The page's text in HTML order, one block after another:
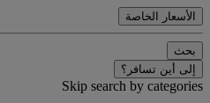
الأسعار الخاصة
بحث
إلى أين تسافر؟
Skip search by categories